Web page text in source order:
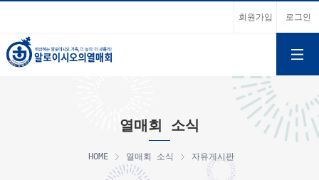
회원가입 로그인
열매회 소식
HOME 열매회 소식 자유게시판